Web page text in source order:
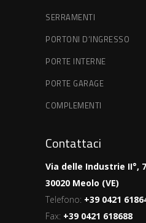
SERRAMENTI
PORTONI D’INGRESSO
PORTE INTERNE
PORTE GARAGE
COMPLEMENTI
Contattaci
Via delle Industrie II°,
30020 Meolo (VE)
Telefono: +39 0421
Fax: +39 0421 618688